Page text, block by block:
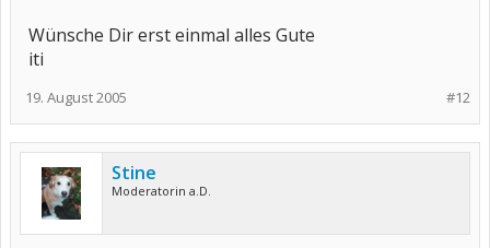
Wünsche Dir erst einmal alles Gute
iti
#12
19. August 2005
Stine
Moderatorin a.D.